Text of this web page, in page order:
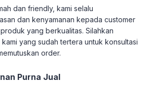
dan friendly, kami selalu
dan kenyamanan kepada customer
yang berkualitas. Silahkan
yang sudah tertera untuk konsultasi
order.
Purna Jual